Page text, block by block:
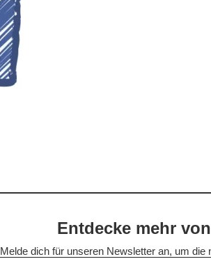
Entdecke mehr
Melde dich für unseren Newsletter an, um